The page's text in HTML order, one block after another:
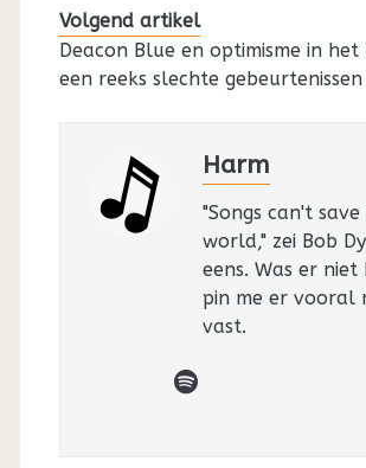
Volgend artikel
Deacon Blue en optimisme in
een reeks slechte gebeurtenissen
Harm
"Songs can't
world," zei Bob
eens. Was er niet
pin me er vooral
vast.
spotify